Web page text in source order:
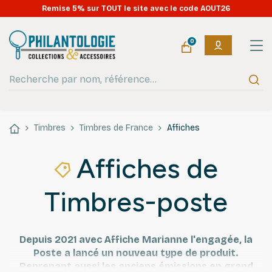
OUVERT tout l'été : expéditions en continu pendant les vacances
!
0
Timbres Timbres de France Affiches
Affiches de
Timbres-poste
Depuis 2021 avec Affiche Marianne l'engagée, la
Poste a lancé un nouveau type de produit.
Reprenant aussi les anciens émissions en grand